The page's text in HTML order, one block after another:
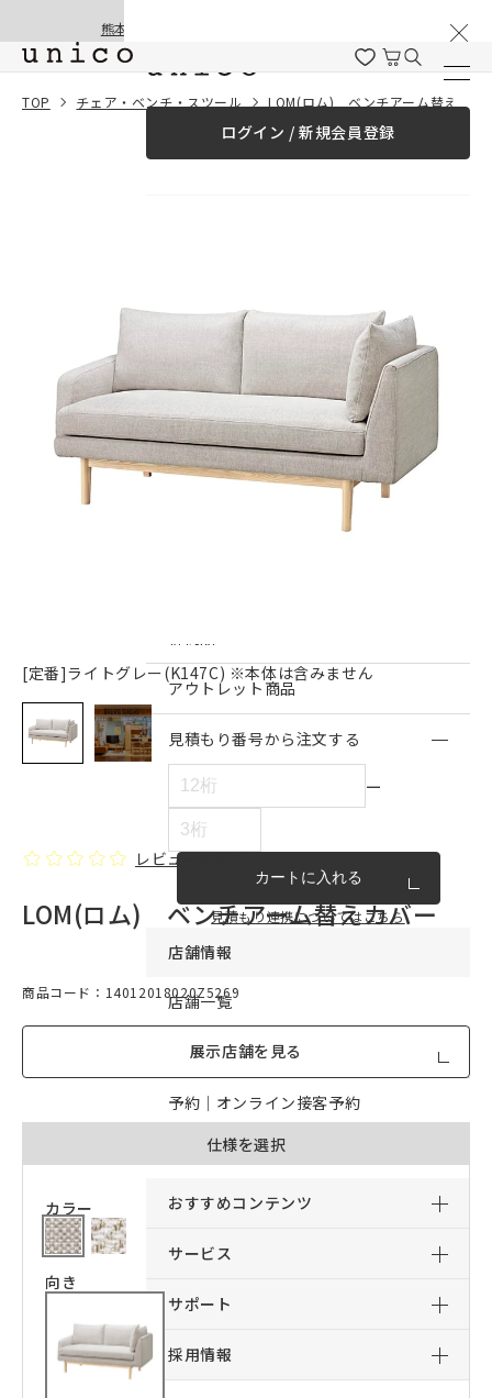
熊本地震の影響による配送遅延と停止について
ログイン / 新規会員登録
家具
カーテン
ラグ
ファブリック雑貨
インテリア雑貨・その他
アウトレット商品
見積もり番号から注文する
ー
カートに入れる
見積もり連携についてはこちら
店舗情報
店舗一覧
店舗からのお知らせ
予約｜オンライン接客予約
予約｜来店予約
おすすめコンテンツ
サービス
サポート
採用情報
TOP チェア・ベンチ・スツール LOM(ロム) ベンチアーム替えカバー
一緒に購入する
[定番]ライトグレー(K147C) ※本体は含みません
レビューを書く
LOM(ロム) ベンチアーム替えカバー
商品コード：14012018020Z5269
展示店舗を見る
仕様を選択
カラー
向き